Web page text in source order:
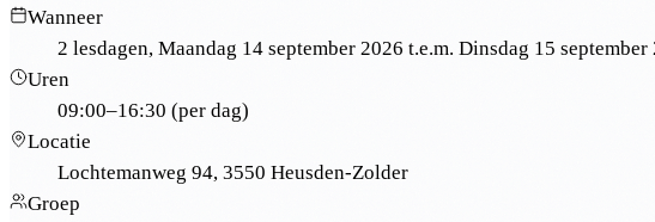
Wanneer
2 lesdagen, Maandag 14 september 2026 t.e.m. Dinsdag 15 september
Uren
09:00–16:30 (per dag)
Locatie
Lochtemanweg 94, 3550 Heusden-Zolder
Groep